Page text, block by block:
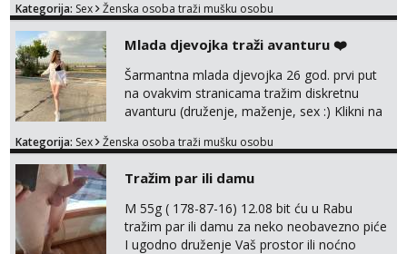
trazim puno samo malo njeznosti i
poljupce po tijelu koji me jako
pale,obozavam kad muskarac preuzme
kontrolu . javi se :) Klikni na link ispod i nadji
me tamo, cekam te!
Kategorija: Sex Ženska osoba traži mušku osobu
Mlada djevojka traži avanturu ❤️
Šarmantna mlada djevojka 26 god. prvi put
na ovakvim stranicama tražim diskretnu
avanturu (druženje, maženje, sex :) Klikni na
Kategorija: Sex Ženska osoba traži mušku osobu
Tražim par ili damu
M 55g ( 178-87-16) 12.08 bit ću u Rabu
tražim par ili damu za neko neobavezno piće
I ugodno druženje Vaš prostor ili noćno